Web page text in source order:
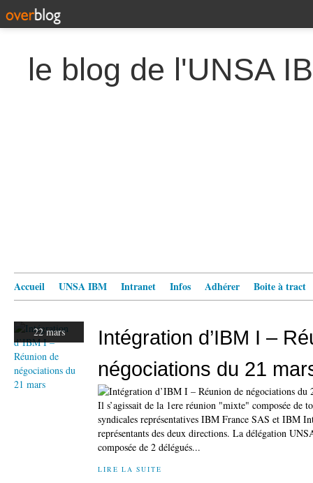
le blog de l'UNSA
Accueil UNSA IBM Intranet Infos Adhérer Boite à tract
22 mars
Intégration d’IBM I –
négociations du 21
Il s’agissait de la 1ere réunion "mixte" composée de
syndicales représentatives IBM France SAS et IBM
représentants des deux directions. La délégation
composée de 2 délégués...
LIRE LA SUITE